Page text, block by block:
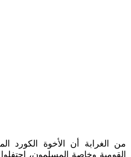
من الغرابة أن الأخوة الكورد
القومية وخاصة المسلمون،